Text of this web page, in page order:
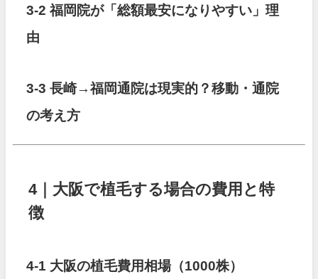
3-2 福岡院が「総額最安になりやすい」理
由
3-3 長崎→福岡通院は現実的？移動・通院
の考え方
4｜大阪で植毛する場合の費用と特
徴
4-1 大阪の植毛費用相場（1000株）